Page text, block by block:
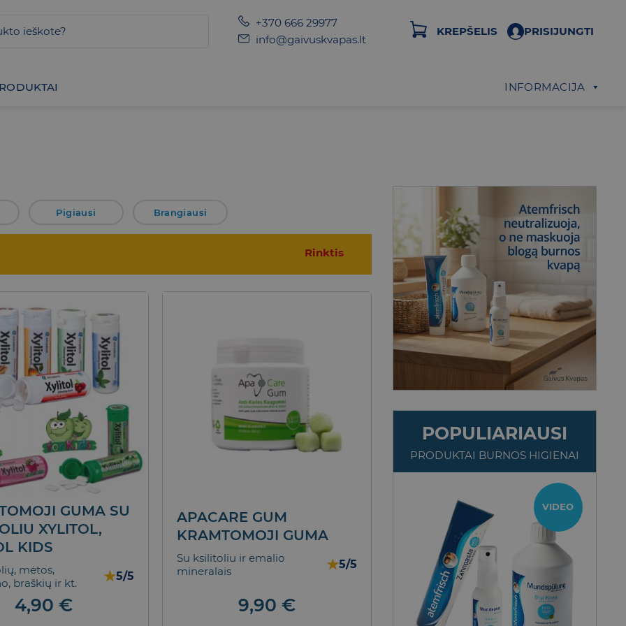
+370 666 29977
info@gaivuskvapas.lt
KREPŠELIS PRISIJUNGTI
INFORMACIJA
Pigiausi Brangiausi
Rinktis
GUMA SU
XYLITOL,
KIDS
mėtos,
braškių ir kt.
★5/5
4,90€
APACARE GUM
KRAMTOMOJI GUMA
Su ksilitoliu ir emalio
mineralais
★5/5
9,90 €
POPULIARIAUSI
PRODUKTAI BURNOS HIGIENAI
VIDEO